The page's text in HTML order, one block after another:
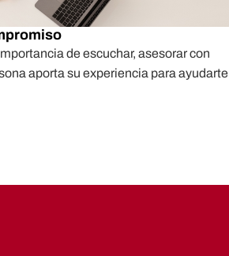
de escuchar, asesorar con
aporta su experiencia para ayudarte